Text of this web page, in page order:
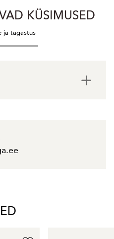
KÜSIMUSED
ja tagastus